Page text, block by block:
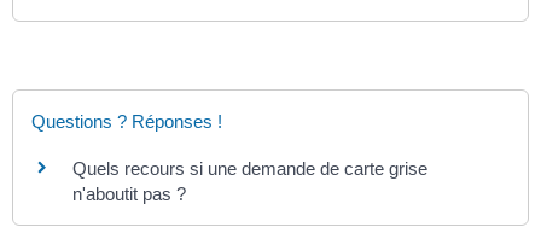
Questions ? Réponses !
Quels recours si une demande de carte grise
n'aboutit pas ?